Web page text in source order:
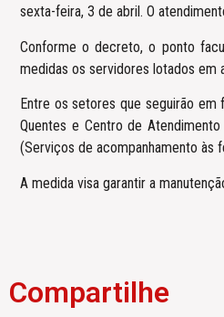
sexta-feira, 3 de abril. O
Conforme o decreto, o ponto
medidas os servidores lotados em
Entre os setores que seguirão
Quentes e Centro de
(Serviços de acompanhamento às
A medida visa garantir a
Compartilhe